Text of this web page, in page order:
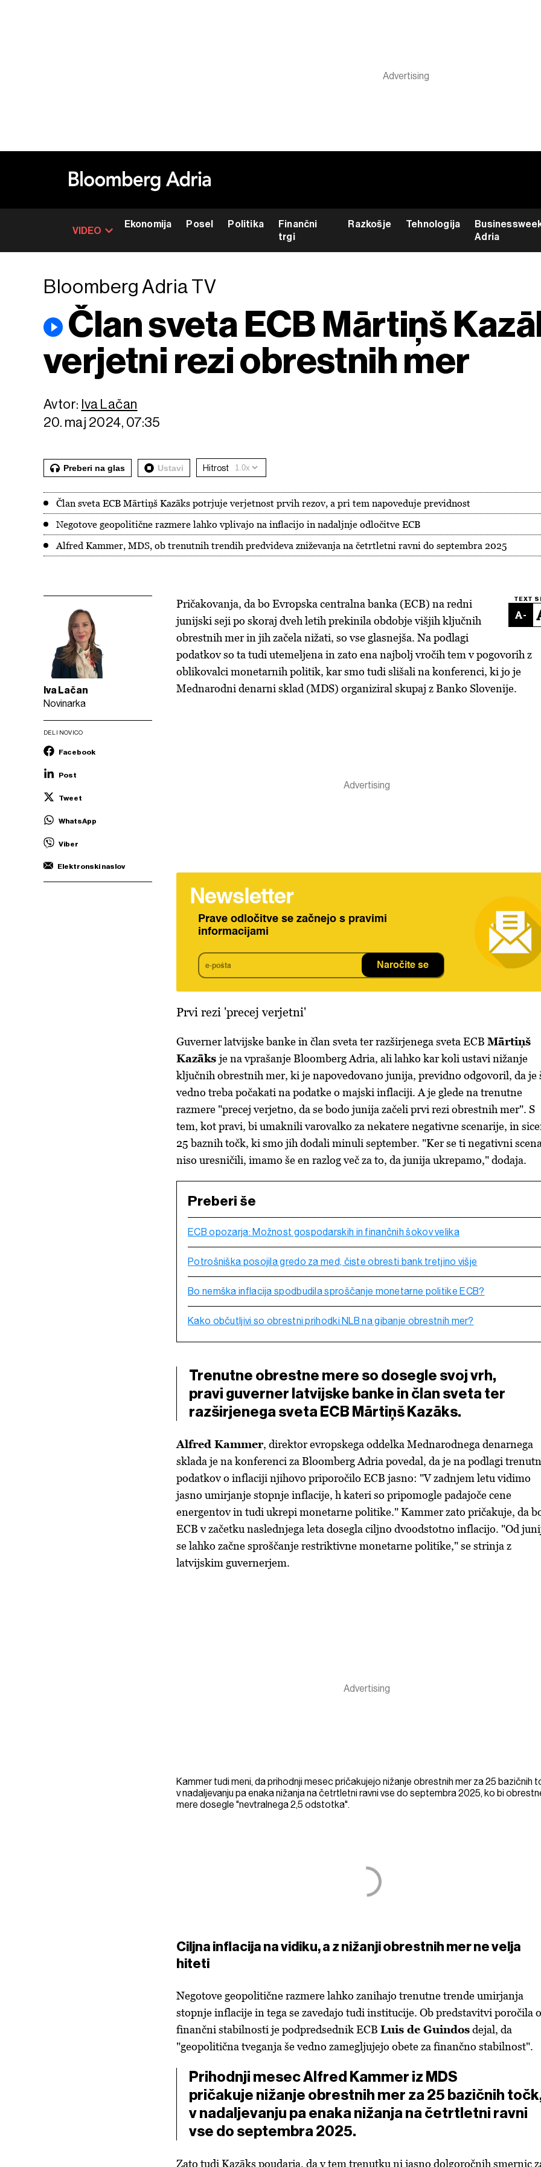
VIDEO
Ekonomija Posel Politika
Finančni
trgi
Razkošje Tehnologija
Adria
Bloomberg Adria TV
Član sveta ECB Mārtiņš
verjetni rezi obrestnih mer
Avtor: Iva Lačan
20. maj 2024, 07:35
Preberi na glas Ustavi Hitrost
Član sveta ECB Mārtiņš Kazāks potrjuje verjetnost prvih rezov, a pri tem napoveduje previdnost
Negotove geopolitične razmere lahko vplivajo na inflacijo in nadaljnje odločitve ECB
Alfred Kammer, MDS, ob trenutnih trendih predvideva zniževanja na četrtletni ravni do septembra 2025
Iva Lačan
Novinarka
DELI NOVICO
Facebook
Post
Tweet
WhatsApp
Viber
Elektronski naslov
TEXT
-
Pričakovanja, da bo Evropska centralna banka (ECB) na redni
junijski seji po skoraj dveh letih prekinila obdobje višjih ključnih
obrestnih mer in jih začela nižati, so vse glasnejša. Na podlagi
podatkov so ta tudi utemeljena in zato ena najbolj vročih tem v pogovorih z
oblikovalci monetarnih politik, kar smo tudi slišali na konferenci, ki jo je
Mednarodni denarni sklad (MDS) organiziral skupaj z Banko Slovenije.
Newsletter
Prave odločitve se začnejo s pravimi
informacijami
Naročite se
Prvi rezi 'precej verjetni'
Guverner latvijske banke in član sveta ter razširjenega sveta ECB Mārtiņš
Kazāks je na vprašanje Bloomberg Adria, ali lahko kar koli ustavi nižanje
ključnih obrestnih mer, ki je napovedovano junija, previdno odgovoril, da je
vedno treba počakati na podatke o majski inflaciji. A je glede na trenutne
razmere "precej verjetno, da se bodo junija začeli prvi rezi obrestnih mer". S
tem, kot pravi, bi umaknili varovalko za nekatere negativne scenarije, in
25 baznih točk, ki smo jih dodali minuli september. "Ker se ti negativni
niso uresničili, imamo še en razlog več za to, da junija ukrepamo," dodaja.
Preberi še
ECB opozarja: Možnost gospodarskih in finančnih šokov velika
Potrošniška posojila gredo za med, čiste obresti bank tretjino višje
Bo nemška inflacija spodbudila sproščanje monetarne politike ECB?
Kako občutljivi so obrestni prihodki NLB na gibanje obrestnih mer?
Trenutne obrestne mere so dosegle svoj vrh,
pravi guverner latvijske banke in član sveta ter
razširjenega sveta ECB Mārtiņš Kazāks.
Alfred Kammer, direktor evropskega oddelka Mednarodnega denarnega
sklada je na konferenci za Bloomberg Adria povedal, da je na podlagi
podatkov o inflaciji njihovo priporočilo ECB jasno: "V zadnjem letu vidimo
jasno umirjanje stopnje inflacije, h kateri so pripomogle padajoče cene
energentov in tudi ukrepi monetarne politike." Kammer zato pričakuje, da
ECB v začetku naslednjega leta dosegla ciljno dvoodstotno inflacijo. "Od
se lahko začne sproščanje restriktivne monetarne politike," se strinja z
latvijskim guvernerjem.
Kammer tudi meni, da prihodnji mesec pričakujejo nižanje obrestnih mer za 25 bazičnih
v nadaljevanju pa enaka nižanja na četrtletni ravni vse do septembra 2025, ko bi
mere dosegle "nevtralnega 2,5 odstotka".
Ciljna inflacija na vidiku, a z nižanji obrestnih mer ne velja
hiteti
Negotove geopolitične razmere lahko zanihajo trenutne trende umirjanja
stopnje inflacije in tega se zavedajo tudi institucije. Ob predstavitvi poročila o
finančni stabilnosti je podpredsednik ECB Luis de Guindosdejal, da
"geopolitična tveganja še vedno zamegljujejo obete za finančno stabilnost".
Prihodnji mesec Alfred Kammer iz MDS
pričakuje nižanje obrestnih mer za 25 bazičnih
v nadaljevanju pa enaka nižanja na četrtletni ravni
vse do septembra 2025.
Zato tudi Kazāks poudarja, da v tem trenutku ni jasno dolgoročnih smernic